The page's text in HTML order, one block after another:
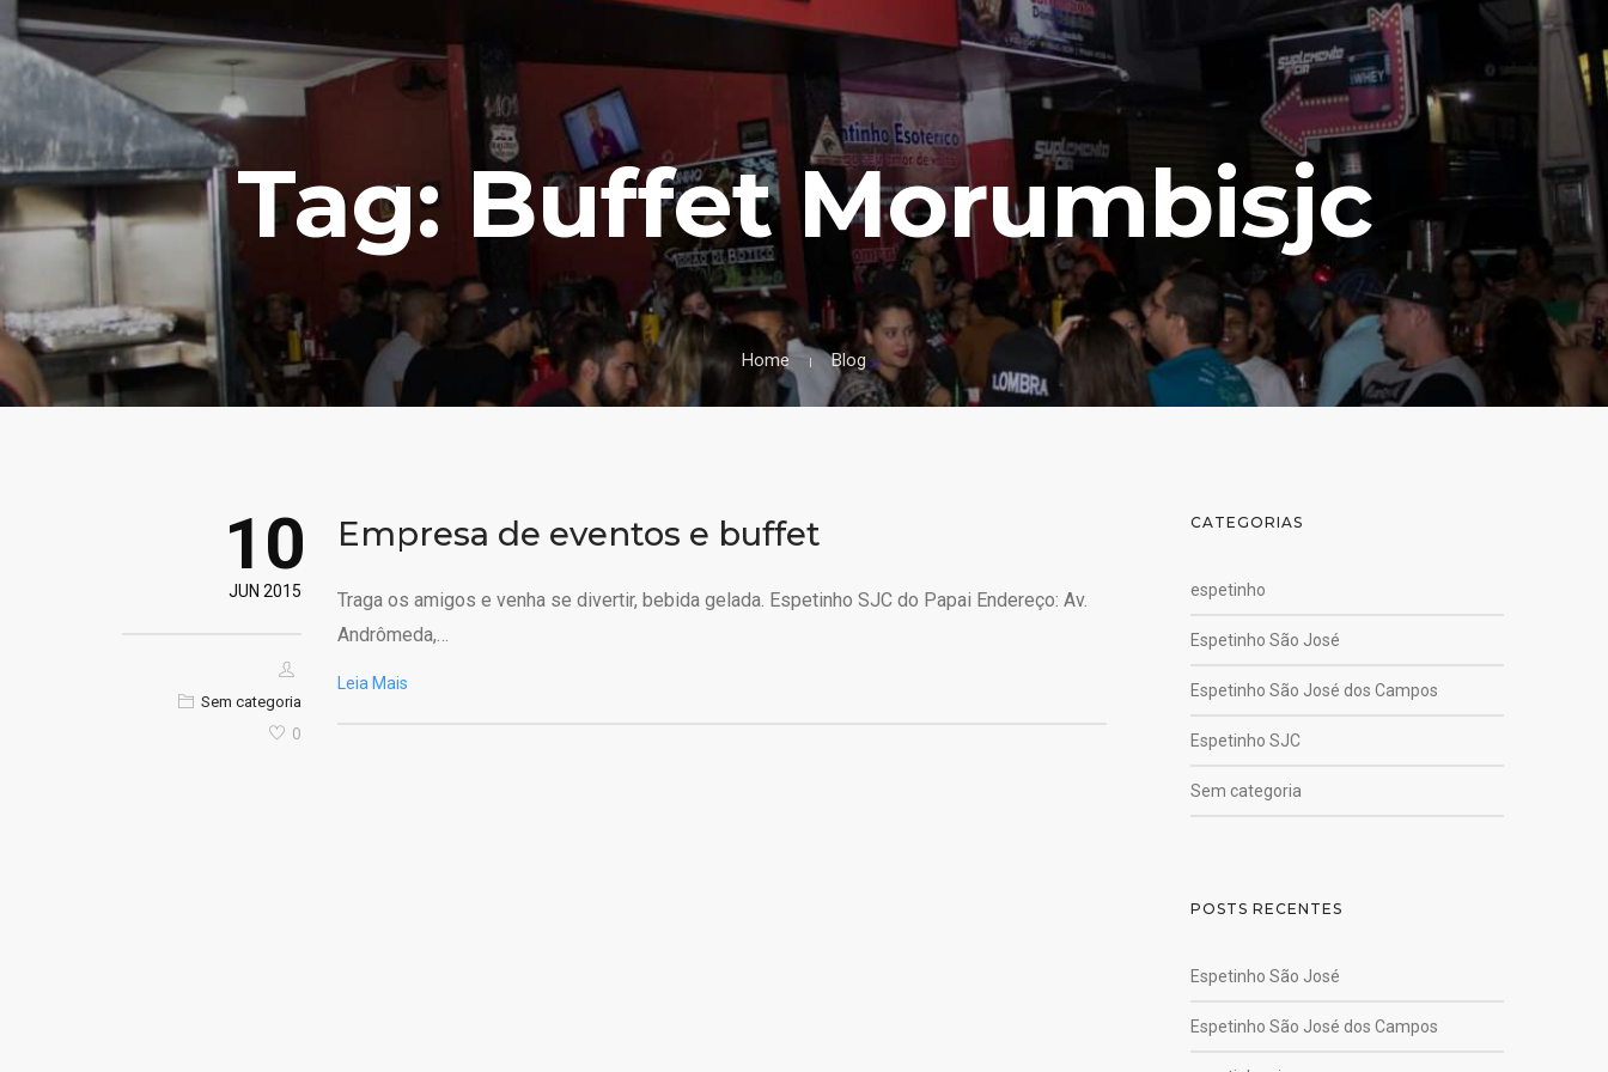
Tag: Buffet Morumbisjc
Home Blog
10
JUN 2015
Sem categoria
0
Empresa de eventos e buffet
Traga os amigos e venha se divertir, bebida gelada. Espetinho SJC do Papai Endereço: Av.
Andrômeda,…
Leia Mais
CATEGORIAS
espetinho
Espetinho São José
Espetinho São José dos Campos
Espetinho SJC
Sem categoria
POSTS RECENTES
Espetinho São José
Espetinho São José dos Campos